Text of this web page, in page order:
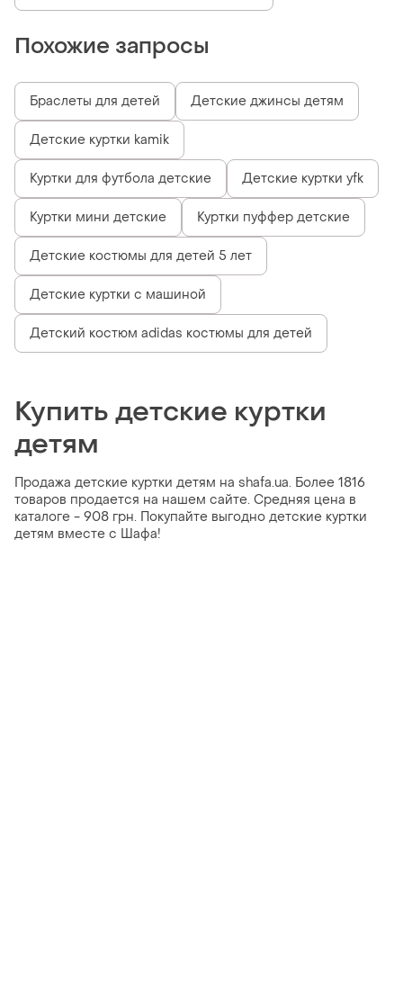
Похожие запросы
Браслеты для детей Детские джинсы детям
Детские куртки kamik
Куртки для футбола детские Детские куртки yfk
Куртки мини детские Куртки пуффер детские
Детские костюмы для детей 5 лет
Детские куртки с машиной
Детский костюм adidas костюмы для детей
Купить детские куртки
детям
Продажа детские куртки детям на shafa.ua. Более 1816
товаров продается на нашем сайте. Средняя цена в
каталоге - 908 грн. Покупайте выгодно детские куртки
детям вместе с Шафа!